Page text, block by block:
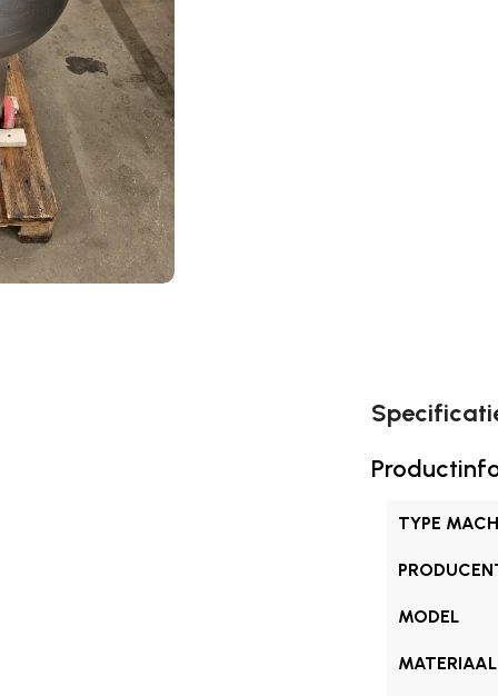
TYPE
MODEL
MATERIAAL